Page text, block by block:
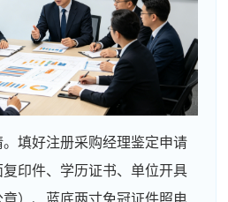
填好注册采购经理鉴定申请
印件、学历证书、单位开具